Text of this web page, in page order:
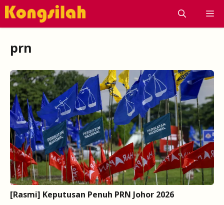
Skip
prn
[Rasmi] Keputusan Penuh PRN Johor 2026